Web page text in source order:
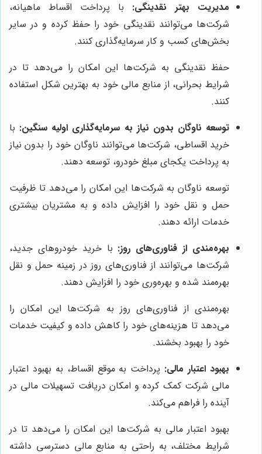
مدیریت بهتر نقدینگی: با پرداخت اقساط ماهیانه،
شرکت‌ها می‌توانند نقدینگی خود را حفظ کرده و در سایر
بخش‌های کسب و کار سرمایه‌گذاری کنند.
حفظ نقدینگی به شرکت‌ها این امکان را می‌دهد تا در
شرایط بحرانی، از منابع مالی خود به بهترین شکل استفاده
کنند.
توسعه ناوگان بدون نیاز به سرمایه‌گذاری اولیه سنگین: با
خرید اقساطی، شرکت‌ها می‌توانند ناوگان خود را بدون نیاز
به پرداخت یکجای مبلغ خودرو، توسعه دهند.
توسعه ناوگان به شرکت‌ها این امکان را می‌دهد تا ظرفیت
حمل و نقل خود را افزایش داده و به مشتریان بیشتری
خدمات ارائه دهند.
بهره‌مندی از فناوری‌های روز: با خرید خودروهای جدید،
شرکت‌ها می‌توانند از فناوری‌های روز در زمینه حمل و نقل
بهره‌مند شده و بهره‌وری خود را افزایش دهند.
بهره‌مندی از فناوری‌های روز به شرکت‌ها این امکان را
می‌دهد تا هزینه‌های خود را کاهش داده و کیفیت خدمات
خود را بهبود بخشند.
بهبود اعتبار مالی: پرداخت به موقع اقساط، به بهبود اعتبار
مالی شرکت کمک کرده و امکان دریافت تسهیلات مالی در
آینده را فراهم می‌کند.
بهبود اعتبار مالی به شرکت‌ها این امکان را می‌دهد تا در
شرایط مختلف، به راحتی به منابع مالی دسترسی داشته